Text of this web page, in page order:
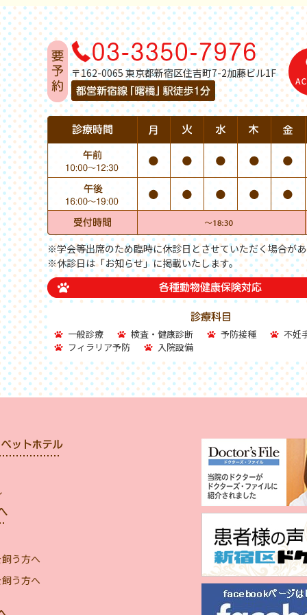
〒162-0065 東京都新宿区住吉町7-2加藤ビル1F
※学会等出席のため臨時に休診日とさせていただく場合が
※休診日は「お知らせ」に掲載いたします。
一般診療 検査・健康診断 予防接種
不妊
フィラリア予防
入院設備
う方へ
う方へ